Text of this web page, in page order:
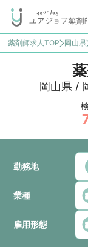
薬剤師求人TOP 岡山県
岡山県 /
勤務地
業種
雇用形態